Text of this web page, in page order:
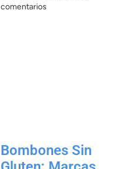
comentarios
Bombones Sin